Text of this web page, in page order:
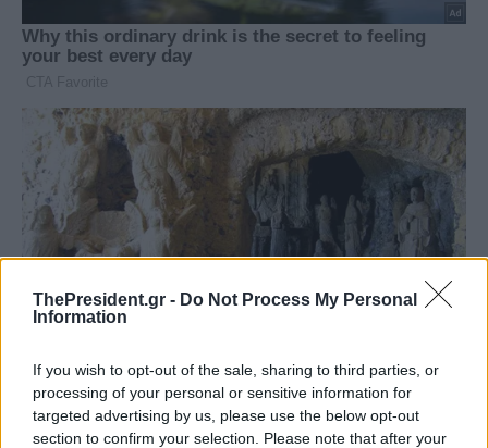
ThePresident.gr - Do Not Process My Personal
Information
If you wish to opt-out of the sale, sharing to third parties, or
processing of your personal or sensitive information for
targeted advertising by us, please use the below opt-out
section to confirm your selection. Please note that after your